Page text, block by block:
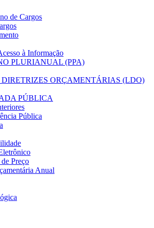
de Cargos
à Informação
PLURIANUAL (PPA)
ORÇAMENTÁRIAS (LDO)
PÚBLICA
Pública
Preço
Anual